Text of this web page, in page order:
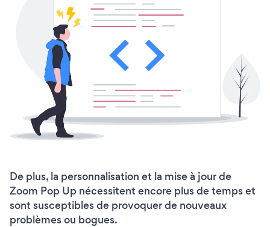
De plus, la personnalisation et la mise à jour de
Zoom Pop Up nécessitent encore plus de temps et
sont susceptibles de provoquer de nouveaux
problèmes ou bogues.